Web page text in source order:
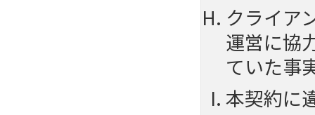
クライア
運営に協
ていた事
本契約に